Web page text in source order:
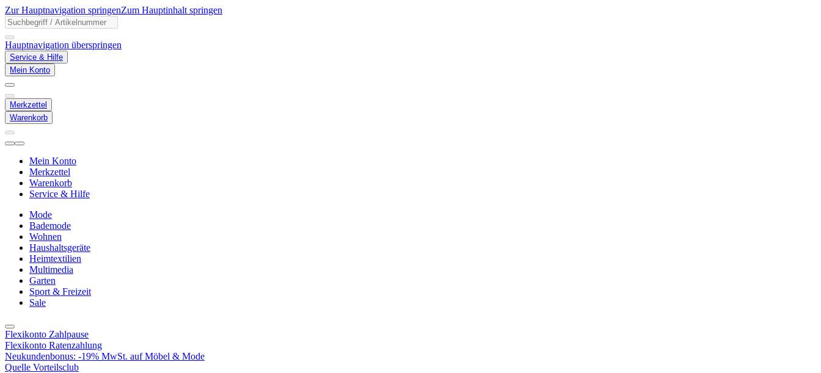
Zur Hauptnavigation springenZum Hauptinhalt springen
Hauptnavigation überspringen
Service & Hilfe
Mein Konto
Merkzettel
Warenkorb
Mein Konto
Merkzettel
Warenkorb
Service & Hilfe
Mode
Bademode
Wohnen
Haushaltsgeräte
Heimtextilien
Multimedia
Garten
Sport & Freizeit
Sale
Flexikonto Zahlpause
Flexikonto Ratenzahlung
Neukundenbonus: -19% MwSt. auf Möbel & Mode
Quelle Vorteilsclub